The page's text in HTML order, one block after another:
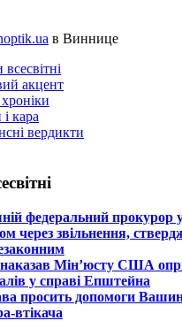
в Виннице
акцент
кара
вердикти
федеральний прокурор у
через звільнення,
Мін’юсту США
у справі Епштейна
просить допомоги
втікача